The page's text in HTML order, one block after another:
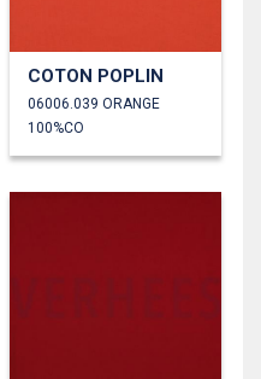
COTON POPLIN
06006.039 ORANGE
100%CO